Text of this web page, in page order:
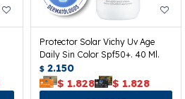
Protector Solar Vichy Uv Age
Daily Sin Color Spf50+. 40 Ml.
$ 2.150
$ 1.828 $ 1.828